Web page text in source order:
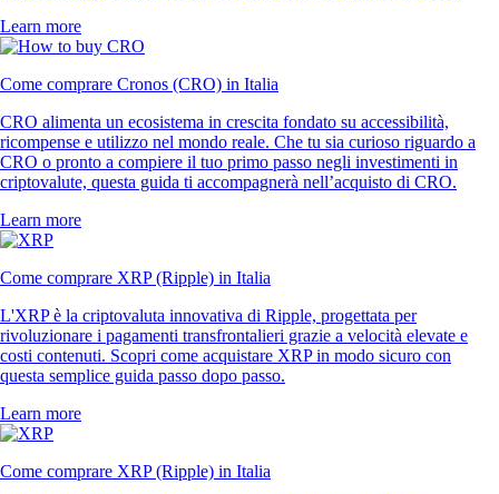
Learn more
Come comprare Cronos (CRO) in Italia
CRO alimenta un ecosistema in crescita fondato su accessibilità,
ricompense e utilizzo nel mondo reale. Che tu sia curioso riguardo a
CRO o pronto a compiere il tuo primo passo negli investimenti in
criptovalute, questa guida ti accompagnerà nell’acquisto di CRO.
Learn more
Come comprare XRP (Ripple) in Italia
L'XRP è la criptovaluta innovativa di Ripple, progettata per
rivoluzionare i pagamenti transfrontalieri grazie a velocità elevate e
costi contenuti. Scopri come acquistare XRP in modo sicuro con
questa semplice guida passo dopo passo.
Learn more
Come comprare XRP (Ripple) in Italia